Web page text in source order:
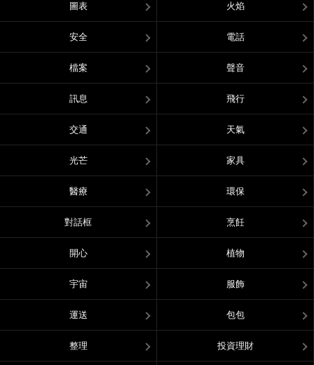
圖表 火焰
安全 電話
檔案 聲音
訊息 飛行
交通 天氣
光芒 家具
醫療 環保
對話框 烹飪
開心 植物
宇宙 服飾
運送 包包
整理 投資理財